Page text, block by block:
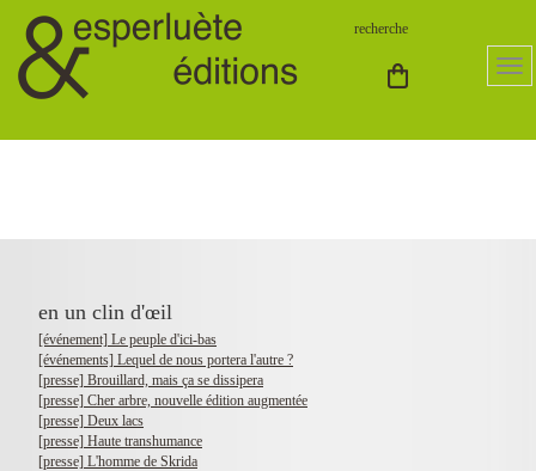
en un clin d'œil
[événement] Le peuple d'ici-bas
[événements] Lequel de nous portera l'autre ?
[presse] Brouillard, mais ça se dissipera
[presse] Cher arbre, nouvelle édition augmentée
[presse] Deux lacs
[presse] Haute transhumance
[presse] L'homme de Skrida